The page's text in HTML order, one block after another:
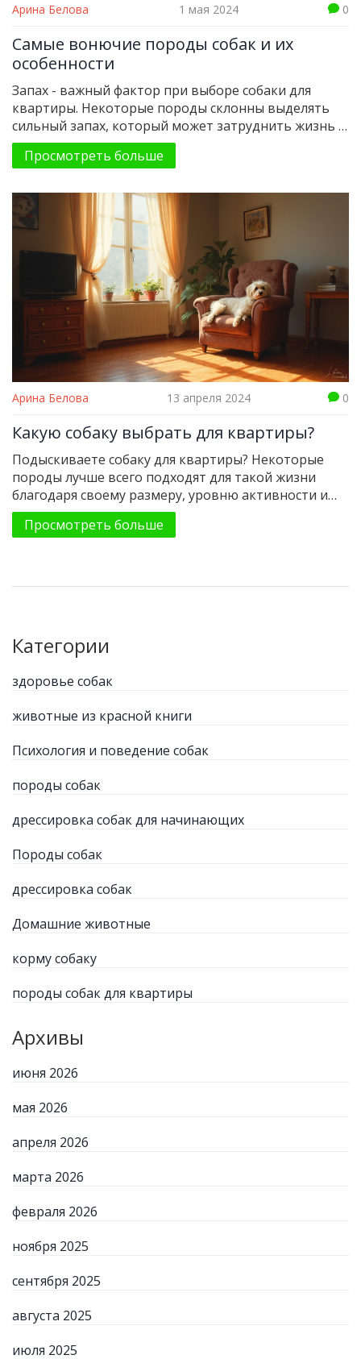
Арина Белова 1 мая 2024 0
Самые вонючие породы собак и их
особенности
Запах - важный фактор при выборе собаки для
квартиры. Некоторые породы склонны выделять
сильный запах, который может затруднить жизнь в
небольшом пространстве. В статье обсуждаются
породы, которые чаще всего отличаются
советы по уходу, чтобы минимизировать запах.
Узнайте, как породы и уход влияют на запах собаки
и как выбрать питомца для комфортного
проживания в квартире.
Просмотреть больше
Арина Белова 13 апреля 2024 0
Какую собаку выбрать для квартиры?
Подыскиваете собаку для квартиры? Некоторые
породы лучше всего подходят для такой жизни
благодаря своему размеру, уровню активности и
характеру. Важно учитывать все аспекты ухода: от
размера пространства до регулярности выгула.
о практичных советах по уходу и о том, что
Просмотреть больше
Категории
здоровье собак
животные из красной книги
Психология и поведение собак
породы собак
дрессировка собак для начинающих
Породы собак
дрессировка собак
Домашние животные
корму собаку
породы собак для квартиры
Архивы
июня 2026
мая 2026
апреля 2026
марта 2026
февраля 2026
ноября 2025
сентября 2025
августа 2025
июля 2025